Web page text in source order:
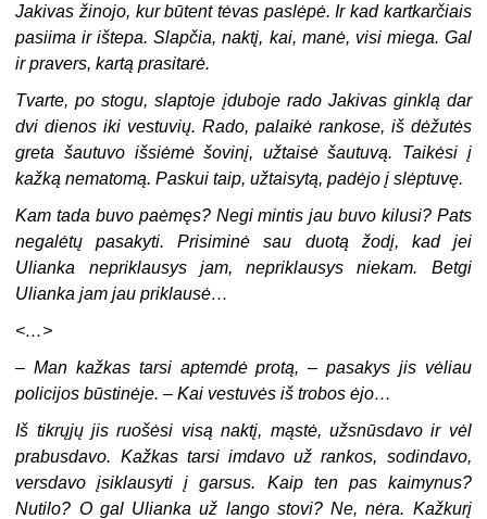
Jakivas žinojo, kur būtent tėvas paslėpė. Ir kad kartkarčiais
pasiima ir ištepa. Slapčia, naktį, kai, manė, visi miega. Gal
ir pravers, kartą prasitarė.
Tvarte, po stogu, slaptoje įduboje rado Jakivas ginklą dar
dvi dienos iki vestuvių. Rado, palaikė rankose, iš dėžutės
greta šautuvo išsiėmė šovinį, užtaisė šautuvą. Taikėsi į
kažką nematomą. Paskui taip, užtaisytą, padėjo į slėptuvę.
Kam tada buvo paėmęs? Negi mintis jau buvo kilusi? Pats
negalėtų pasakyti. Prisiminė sau duotą žodį, kad jei
Ulianka nepriklausys jam, nepriklausys niekam. Betgi
Ulianka jam jau priklausė…
<…>
–Man kažkas tarsi aptemdė protą, – pasakys jis vėliau
policijos būstinėje. – Kai vestuvės iš trobos ėjo…
Iš tikrųjų jis ruošėsi visą naktį, mąstė, užsnūsdavo ir vėl
prabusdavo. Kažkas tarsi imdavo už rankos, sodindavo,
versdavo įsiklausyti į garsus. Kaip ten pas kaimynus?
Nutilo? O gal Ulianka už lango stovi? Ne, nėra. Kažkurį